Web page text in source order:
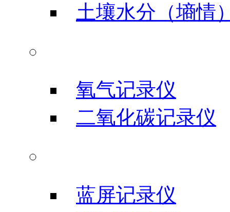
土壤水分（墒情
氧气记录仪
二氧化碳记录仪
蓝屏记录仪